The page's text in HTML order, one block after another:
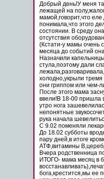
Добрый день!У меня
лежащей на
мамой,говорит,что
понимала,что этого
состоянии. В среду
отсутствия
(Кстати-у мамы очень
месяца до событий
Назначили капельницы
стула,поэтому дали
лежала
холодно,укрыли тремя
они гриппом или чем-
После этого мама
ввели!В 18-00 пришла
утро нога
непонятные
рука начала
С 9.02 поменяли
До 18.02 субботы
пару дней,в итоге
АТФ,витамины
Вчера родственница
ИТОГО- мама месяц в
бога,крестится,мы ее